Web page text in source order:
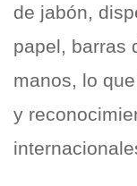
de jabón,
papel, barras
manos, lo
y